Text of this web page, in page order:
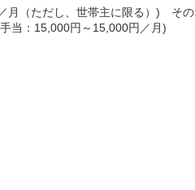
月（ただし、世帯主に限る）) その
当：15,000円～15,000円／月)